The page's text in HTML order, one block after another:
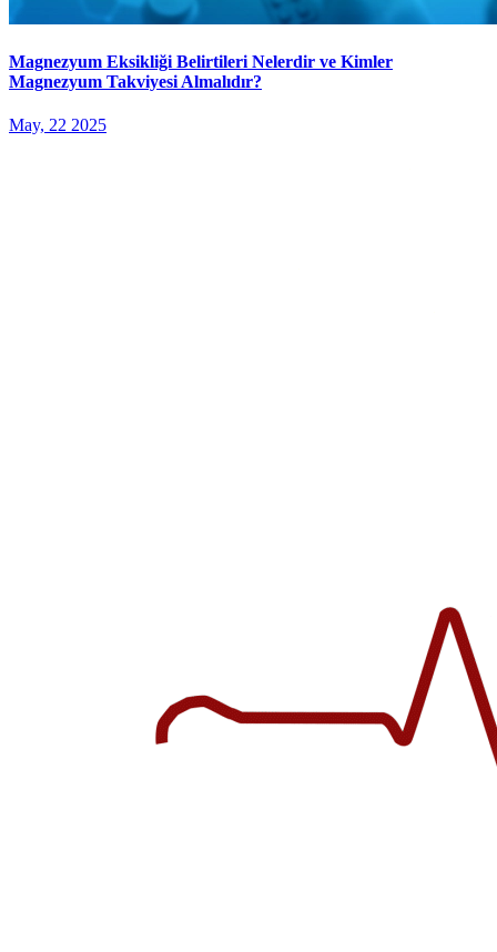
Magnezyum Eksikliği Belirtileri Nelerdir ve Kimler
Magnezyum Takviyesi Almalıdır?
May, 22 2025